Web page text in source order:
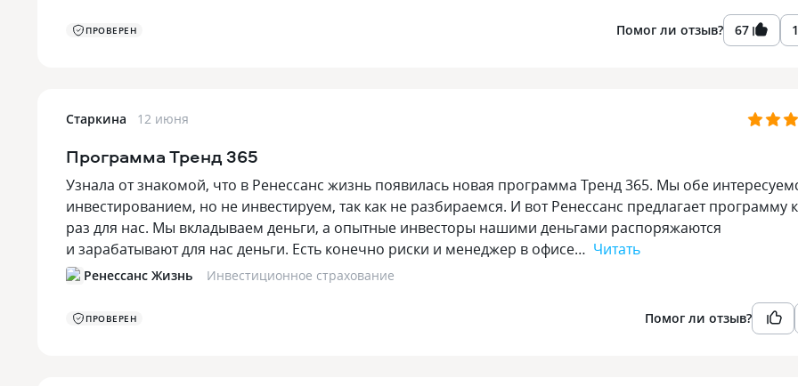
ПРОВЕРЕН Помог ли отзыв? 67
Старкина 12 июня
Программа Тренд 365
Узнала от знакомой, что в Ренессанс жизнь появилась новая программа Тренд 365. Мы обе
инвестированием, но не инвестируем, так как не разбираемся. И вот Ренессанс предлагает программу
раз для нас. Мы вкладываем деньги, а опытные инвесторы нашими деньгами распоряжаются
и зарабатывают для нас деньги. Есть конечно риски и менеджер в офисе… Читать
Ренессанс Жизнь Инвестиционное страхование
ПРОВЕРЕН Помог ли отзыв?